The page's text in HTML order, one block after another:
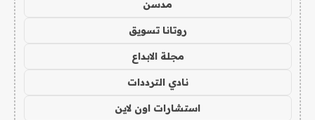
مدسن
روتانا تسويق
مجلة الابداع
نادي الترددات
استشارات اون لاين